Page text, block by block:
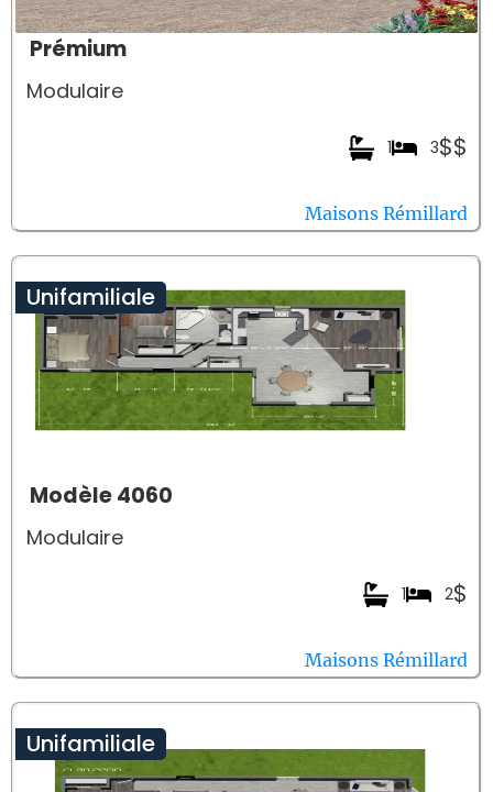
Prémium
Modulaire
$$
3
1
Maisons Rémillard
Unifamiliale
Modèle 4060
Modulaire
$
2
1
Maisons Rémillard
Unifamiliale